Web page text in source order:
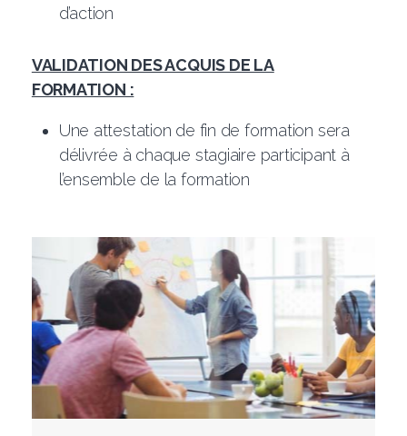
d’action
VALIDATION DES ACQUIS DE LA
FORMATION :
Une attestation de fin de formation sera
délivrée à chaque stagiaire participant à
l’ensemble de la formation